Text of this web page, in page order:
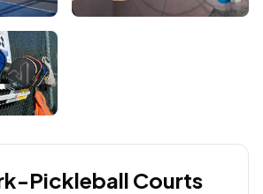
Pickleball Courts